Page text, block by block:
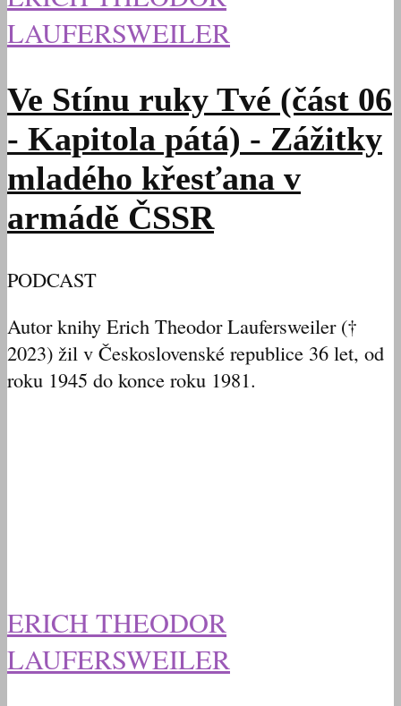
LAUFERSWEILER
Ve Stínu ruky Tvé (část 06
- Kapitola pátá) - Zážitky
mladého křesťana v
armádě ČSSR
PODCAST
Autor knihy Erich Theodor Laufersweiler (†
2023) žil v Československé republice 36 let, od
roku 1945 do konce roku 1981.
ERICH THEODOR
LAUFERSWEILER